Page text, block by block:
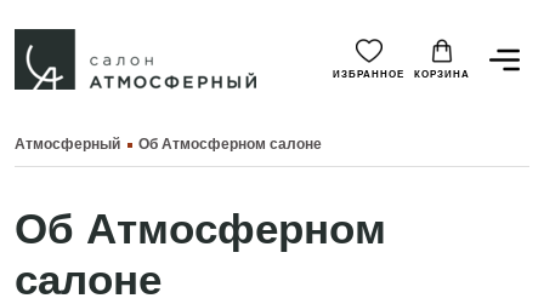
ИЗБРАННОЕ КОРЗИНА
Атмосферный Об Атмосферном салоне
Об Атмосферном
салоне